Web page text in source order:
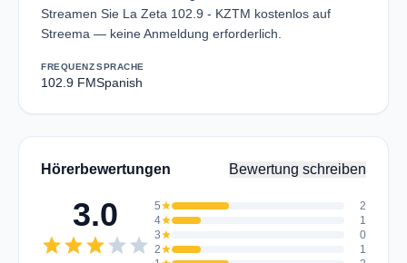
Streamen Sie La Zeta 102.9 - KZTM kostenlos auf
Streema — keine Anmeldung erforderlich.
FREQUENZ
102.9 FM
SPRACHE
Spanish
Hörerbewertungen Bewertung schreiben
3.0
starstarstarstar star
5star
2
4star
1
3star
0
2star
1